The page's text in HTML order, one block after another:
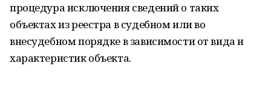
процедура исключения сведений о таких
объектах из реестра в судебном или во
внесудебном порядке в зависимости от вида и
характеристик объекта.